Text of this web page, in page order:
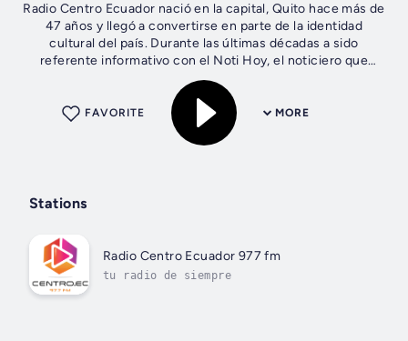
Radio Centro Ecuador nació en la capital, Quito hace más de
47 años y llegó a convertirse en parte de la identidad
cultural del país. Durante las últimas décadas a sido
referente informativo con el Noti Hoy, el noticiero que
presenta la información...
MORE
FAVORITE
Stations
Radio Centro Ecuador 977 fm
tu radio de siempre